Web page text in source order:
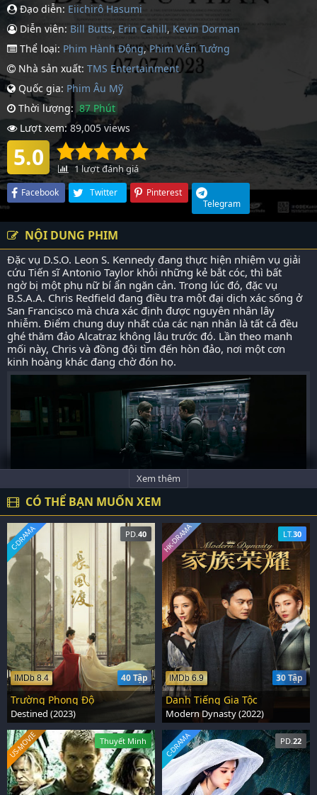
Đạo diễn: Eiichirô Hasumi
Diễn viên: Bill Butts, Erin Cahill, Kevin Dorman
Thể loại: Phim Hành Động,Phim Viễn Tưởng
Nhà sản xuất: TMS Entertainment
Quốc gia: Phim Âu Mỹ
Thời lượng: 87 Phút
Lượt xem: 89,005 views
5.0 1lượt đánh giá
Facebook Twitter
Pinterest
Telegram
NỘI DUNG PHIM
Đặc vụ D.S.O. Leon S. Kennedy đang thực hiện nhiệm vụ giải
cứu Tiến sĩ Antonio Taylor khỏi những kẻ bắt cóc, thì bất
ngờ bị một phụ nữ bí ẩn ngăn cản. Trong lúc đó, đặc vụ
B.S.A.A. Chris Redfield đang điều tra một đại dịch xác sống ở
San Francisco mà chưa xác định được nguyên nhân lây
nhiễm. Điểm chung duy nhất của các nạn nhân là tất cả đều
ghé thăm đảo Alcatraz không lâu trước đó. Lần theo manh
mối này, Chris và đồng đội tìm đến hòn đảo, nơi một cơn
kinh hoàng khác đang chờ đón họ.
Xem thêm
CÓ THỂ BẠN MUỐN XEM
PD. 40
40 Tập
IMDb 8.4
C-DRAMA
Trường Phong Độ
Destined (2023)
LT.30
30 Tập
IMDb 6.9
HK-DRAMA
Danh Tiếng Gia Tộc
Modern Dynasty (2022)
Thuyết Minh
US-MOVIE PD. 22
C-DRAMA